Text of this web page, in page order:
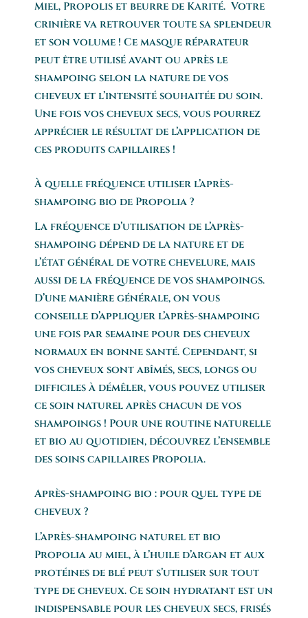
Miel, Propolis et beurre de Karité. Votre
crinière va retrouver toute sa splendeur
et son volume ! Ce masque réparateur
peut être utilisé avant ou après le
shampoing selon la nature de vos
cheveux et l’intensité souhaitée du soin.
Une fois vos cheveux secs, vous pourrez
apprécier le résultat de l’application de
ces produits capillaires !
À quelle fréquence utiliser l’après-
shampoing bio de Propolia ?
La fréquence d’utilisation de l’après-
shampoing dépend de la nature et de
l’état général de votre chevelure, mais
aussi de la fréquence de vos shampoings.
D’une manière générale, on vous
conseille d’appliquer l’après-shampoing
une fois par semaine pour des cheveux
normaux en bonne santé. Cependant, si
vos cheveux sont abîmés, secs, longs ou
difficiles à démêler, vous pouvez utiliser
ce soin naturel après chacun de vos
shampoings ! Pour une routine naturelle
et bio au quotidien, découvrez l’ensemble
des soins capillaires Propolia.
Après-shampoing bio : pour quel type de
cheveux ?
L’après-shampoing naturel et bio
Propolia au miel, à l’huile d’argan et aux
protéines de blé peut s’utiliser sur tout
type de cheveux. Ce soin hydratant est un
indispensable pour les cheveux secs, frisés